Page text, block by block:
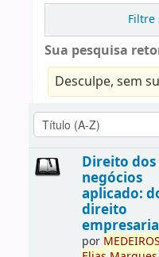
Filtre
Sua pesquisa
Desculpe, sem
Direito dos
negócios
aplicado:
direito
por MEDEIROS